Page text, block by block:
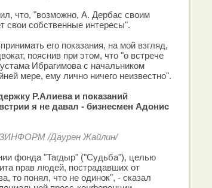
что, "возможно, А. Дербас своим
свои собственные интересы".
его показания, на мой взгляд,
пояснив при этом, что "о встрече
Ибрагимова с начальником
мере, ему лично ничего неизвестно".
Р.Алиева и показаний
я не давал - бизнесмен Адонис
/Даурен Жайлин/
фонда "Тагдыр" ("Судьба"), целью
прав людей, пострадавших от
то понял, что не одинок", - сказал